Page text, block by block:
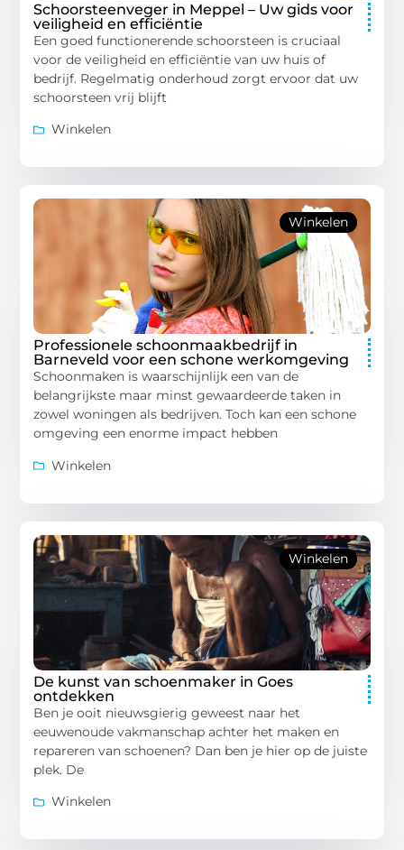
Schoorsteenveger in Meppel – Uw gids voor
veiligheid en efficiëntie
Een goed functionerende schoorsteen is cruciaal
voor de veiligheid en efficiëntie van uw huis of
bedrijf. Regelmatig onderhoud zorgt ervoor dat uw
schoorsteen vrij blijft
Winkelen
Winkelen
Professionele schoonmaakbedrijf in
Barneveld voor een schone werkomgeving
Schoonmaken is waarschijnlijk een van de
belangrijkste maar minst gewaardeerde taken in
zowel woningen als bedrijven. Toch kan een schone
omgeving een enorme impact hebben
Winkelen
Winkelen
De kunst van schoenmaker in Goes
ontdekken
Ben je ooit nieuwsgierig geweest naar het
eeuwenoude vakmanschap achter het maken en
repareren van schoenen? Dan ben je hier op de juiste
plek. De
Winkelen